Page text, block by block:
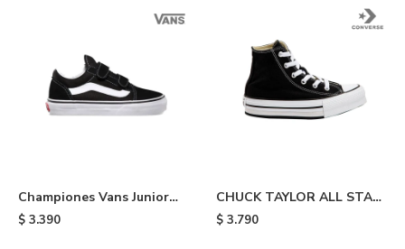
Championes Vans Junior
Old Skool de niño - Black
$ 3.390
CHUCK TAYLOR ALL STAR
EVA LIFT PLATFORM -
$ 3.790